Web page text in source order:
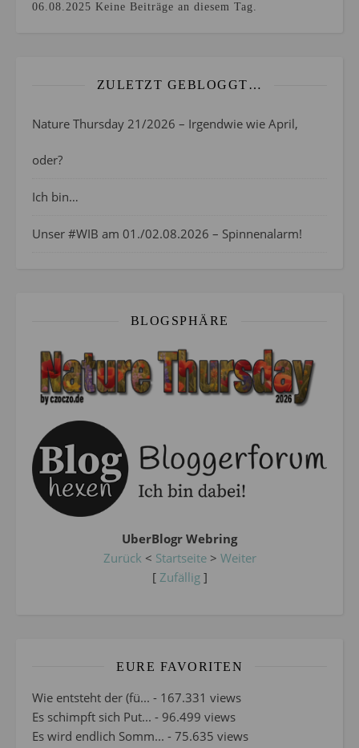
06.08.2025 Keine Beiträge an diesem Tag.
ZULETZT GEBLOGGT…
Nature Thursday 21/2026 – Irgendwie wie April,
oder?
Ich bin…
Unser #WIB am 01./02.08.2026 – Spinnenalarm!
BLOGSPHÄRE
UberBlogr Webring
Zurück < Startseite> Weiter
[ Zufällig]
EURE FAVORITEN
Wie entsteht der (fü... - 167.331 views
Es schimpft sich Put... - 96.499 views
Es wird endlich Somm... - 75.635 views